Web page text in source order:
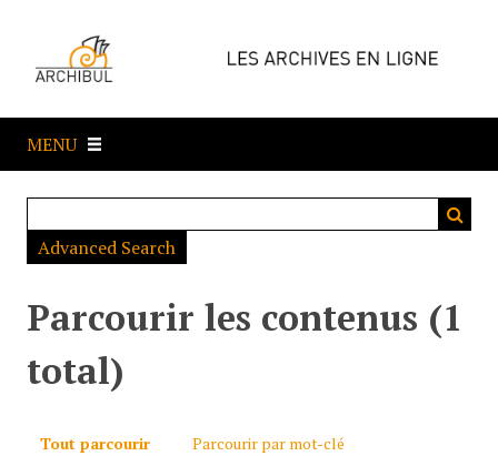
e
a
MENU
Advanced Search
Parcourir les contenus (1
total)
Tout parcourir
Parcourir par mot-clé